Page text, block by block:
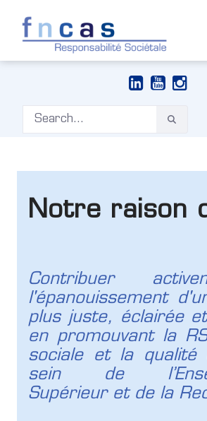
Notre raison
Contribuer
l'épanouissement
plus juste, éclairée
en promouvant la
sociale et la qualité
sein de
Supérieur et de la